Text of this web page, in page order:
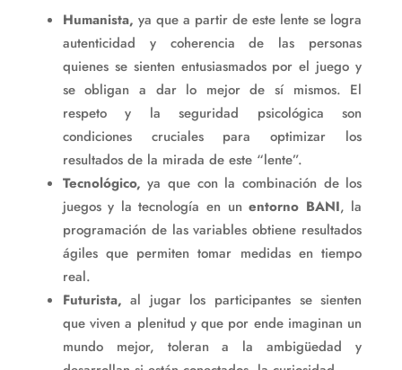
Humanista, ya que a partir de este lente se logra
autenticidad y coherencia de las personas
quienes se sienten entusiasmados por el juego y
se obligan a dar lo mejor de sí mismos. El
respeto y la seguridad psicológica son
condiciones cruciales para optimizar los
resultados de la mirada de este “lente”.
Tecnológico, ya que con la combinación de los
juegos y la tecnología en unentorno BANI, la
programación de las variables obtiene resultados
ágiles que permiten tomar medidas en tiempo
real.
Futurista, al jugar los participantes se sienten
que viven a plenitud y que por ende imaginan un
mundo mejor, toleran a la ambigüedad y